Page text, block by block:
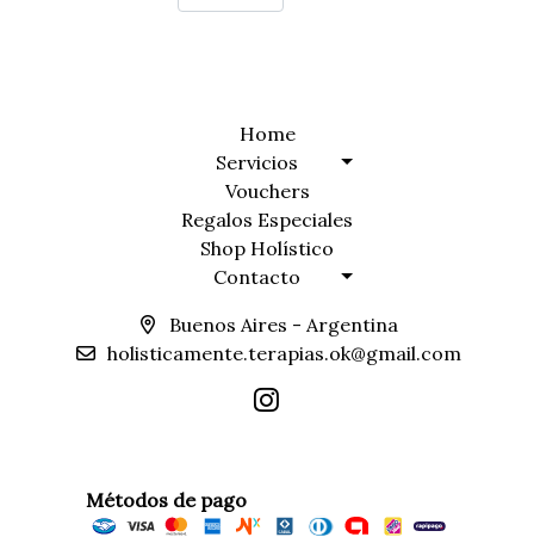
Home
Servicios
Vouchers
Regalos Especiales
Shop Holístico
Contacto
Buenos Aires - Argentina
holisticamente.terapias.ok@gmail.com
Métodos de pago